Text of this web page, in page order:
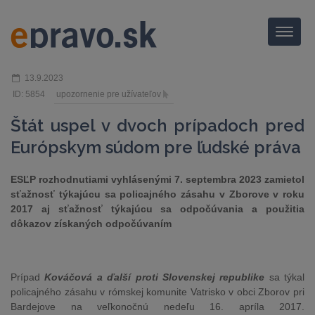
Menu
13.9.2023
ID: 5854
upozornenie pre užívateľov
Štát uspel v dvoch prípadoch pred
Európskym súdom pre ľudské práva
ESĽP rozhodnutiami vyhlásenými 7. septembra 2023 zamietol
sťažnosť týkajúcu sa policajného zásahu v Zborove v roku
2017 aj sťažnosť týkajúcu sa odpočúvania a použitia
dôkazov získaných odpočúvaním
PrípadKováčová a ďalší proti Slovenskej republike sa týkal
policajného zásahu v rómskej komunite Vatrisko v obci Zborov pri
Bardejove na veľkonočnú nedeľu 16. apríla 2017.